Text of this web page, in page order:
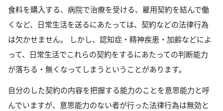
食料を購入する、病院で治療を受ける、雇用契約を結んで働
くなど、日常生活を送るにあたっては、契約などの法律行為
は欠かせません。 しかし、認知症・精神疾患・加齢などによ
って、日常生活でこれらの契約をするにあたっての判断能力
が落ちる・無くなってしまうということがあります。
自分のした契約の内容を把握する能力のことを意思能力と呼
んでいますが、意思能力のない者が行った法律行為は無効と